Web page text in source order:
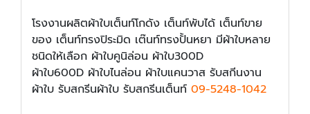
โรงงานผลิตผ้าใบเต็นท์โกดัง เต็นท์พับได้ เต็นท์ขาย
ของ เต็นท์ทรงปิระมิด เต๊นท์ทรงปั้นหยา มีผ้าใบหลาย
ชนิดให้เลือก ผ้าใบคูนิล่อน ผ้าใบ300D
ผ้าใบ600D ผ้าใบไนล่อน ผ้าใบแคนวาส รับสกีนงาน
ผ้าใบ รับสกรีนผ้าใบ รับสกรีนเต็นท์ 09-5248-1042